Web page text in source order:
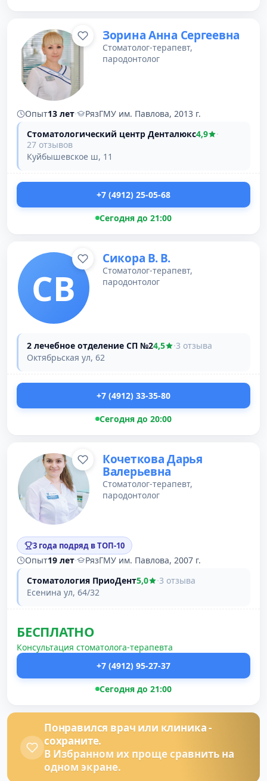
Зорина Анна Сергеевна
Стоматолог-терапевт,
пародонтолог
Опыт13 лет·
РязГМУ им. Павлова, 2013 г.
Стоматологический центр Денталюкс4,9
·
27 отзывов
Куйбышевское ш, 11
+7 (4912) 25-05-68
Сегодня до 21:00
СВ
Сикора В. В.
Стоматолог-терапевт,
пародонтолог
2 лечебное отделение СП №24,5 ·3 отзыва
Октябрьская ул, 62
+7 (4912) 33-35-80
Сегодня до 20:00
Кочеткова Дарья
Валерьевна
Стоматолог-терапевт,
пародонтолог
3 года подряд в ТОП-10
Опыт19 лет·
РязГМУ им. Павлова, 2007 г.
Стоматология ПриоДент5,0 ·3 отзыва
Есенина ул, 64/32
БЕСПЛАТНО
Консультация стоматолога-терапевта
+7 (4912) 95-27-37
Сегодня до 21:00
Понравился врач или клиника -
сохраните.
В Избранном их проще сравнить на
одном экране.